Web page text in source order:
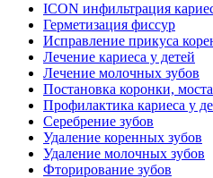
ICON инфильтрация
Герметизация фиссур
Исправление прикуса
Лечение кариеса у детей
Лечение молочных зубов
Постановка коронки, моста
Профилактика кариеса у
Серебрение зубов
Удаление коренных зубов
Удаление молочных зубов
Фторирование зубов